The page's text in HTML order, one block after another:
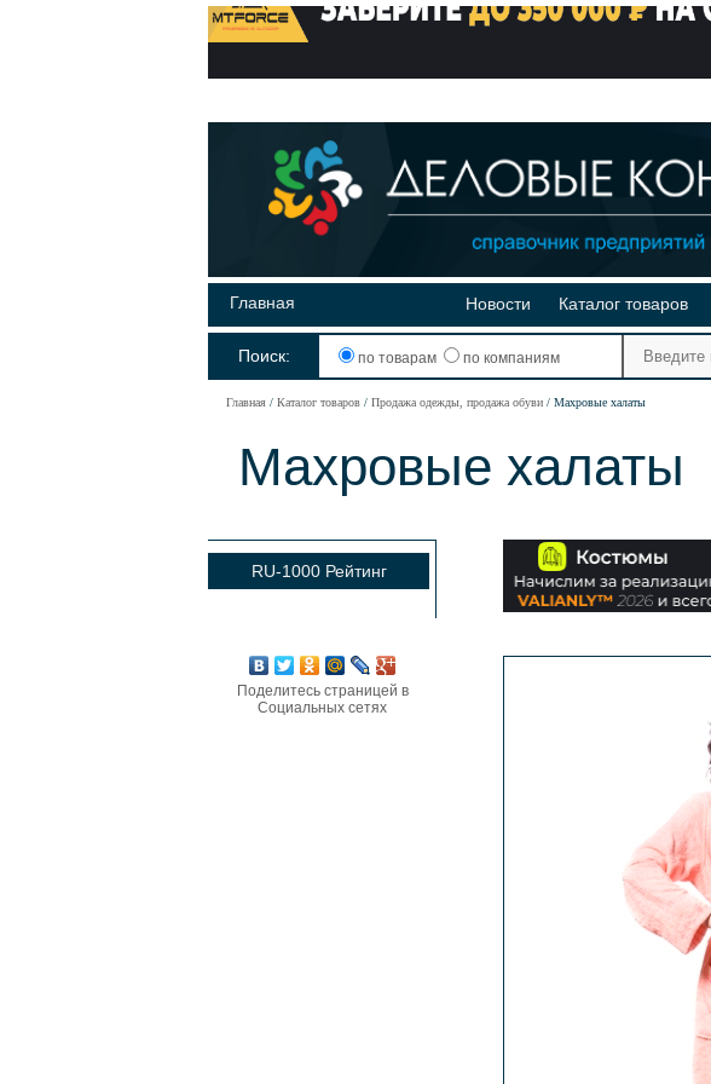
Главная Новости Каталог товаров
Поиск: по товарам по компаниям
Главная Каталог товаров Продажа одежды, продажа обуви Махровые халаты
Махровые халаты
RU-1000 Рейтинг
Поделитесь страницей в
Социальных сетях